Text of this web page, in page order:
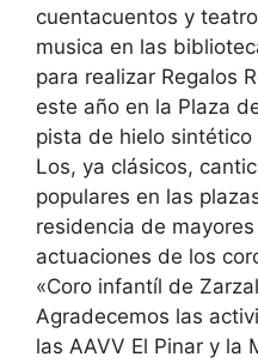
cuentacuentos y
musica en las
para realizar Regalos
este año en la Plaza
pista de hielo sintético
Los, ya clásicos,
populares en las
residencia de
actuaciones de los
«Coro infantíl de
Agradecemos las
las AAVV El Pinar y la